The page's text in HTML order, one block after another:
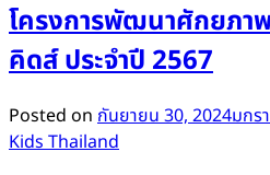
โครงการพัฒนาศักยภ
คิดส์ ประจำปี 2567
Posted on กันยายน 30, 2024มกร
Kids Thailand